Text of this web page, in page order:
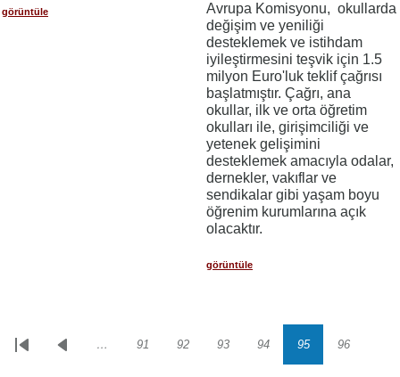
görüntüle
Avrupa Komisyonu, okullarda
değişim ve yeniliği
desteklemek ve istihdam
iyileştirmesini teşvik için 1.5
milyon Euro'luk teklif çağrısı
başlatmıştır. Çağrı, ana
okullar, ilk ve orta öğretim
okulları ile, girişimciliği ve
yetenek gelişimini
desteklemek amacıyla odalar,
dernekler, vakıflar ve
sendikalar gibi yaşam boyu
öğrenim kurumlarına açık
olacaktır.
görüntüle
Sayfalama
İlk
Önceki… Sayfa
91 Sayfa
92 Sayfa
93 Sayfa
94 Sayfa
95 Sayfa
96